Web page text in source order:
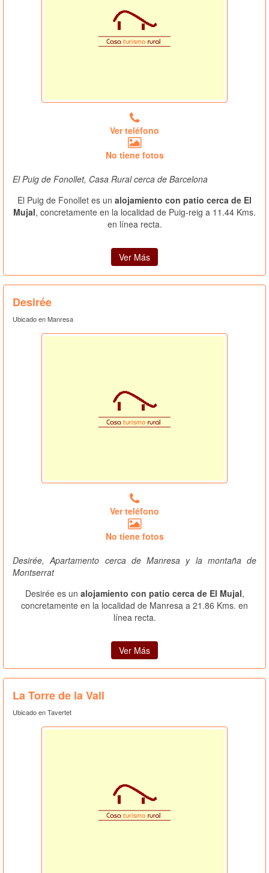
Ver teléfono
No tiene fotos
El Puig de Fonollet, Casa Rural cerca de Barcelona
El Puig de Fonollet es un alojamiento con patio cerca de El
Mujal, concretamente en la localidad de Puig-reig a 11.44 Kms.
en línea recta.
Ver Más
Desirée
Ubicado en Manresa
Ver teléfono
No tiene fotos
Desirée, Apartamento cerca de Manresa y la montaña de
Montserrat
Desirée es un alojamiento con patio cerca de El Mujal,
concretamente en la localidad de Manresa a 21.86 Kms. en
línea recta.
Ver Más
La Torre de la Vall
Ubicado en Tavertet